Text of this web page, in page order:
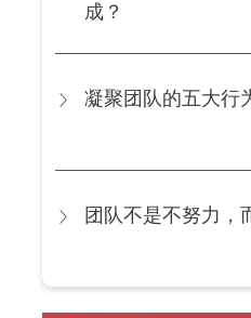
成？
凝聚团队的五大行
团队不是不努力，